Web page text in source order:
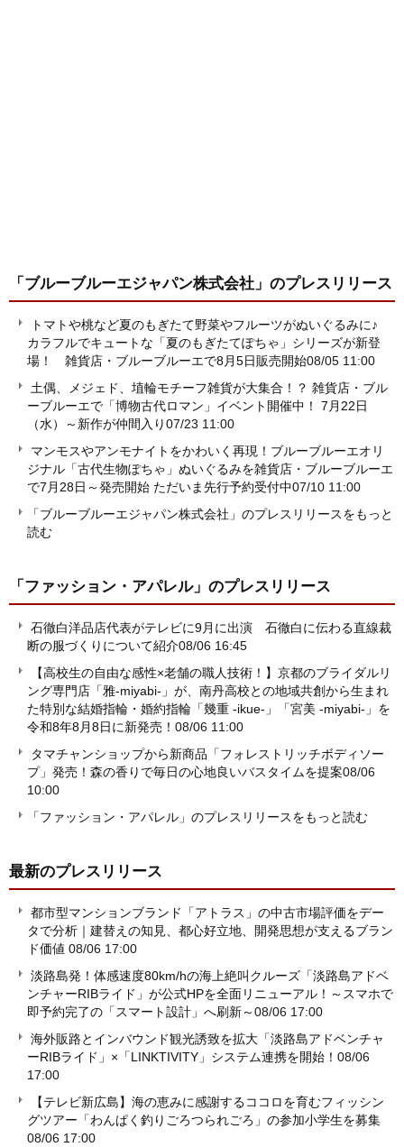
「ブルーブルーエジャパン株式会社」 のプレスリリース
トマトや桃など夏のもぎたて野菜やフルーツがぬいぐるみに♪
カラフルでキュートな「夏のもぎたてぽちゃ」シリーズが新登
場！ 雑貨店・ブルーブルーエで8月5日販売開始08/05 11:00
土偶、メジェド、埴輪モチーフ雑貨が大集合！？ 雑貨店・ブル
ーブルーエで「博物古代ロマン」イベント開催中！ 7月22日
（水）～新作が仲間入り07/23 11:00
マンモスやアンモナイトをかわいく再現！ブルーブルーエオリ
ジナル「古代生物ぽちゃ」ぬいぐるみを雑貨店・ブルーブルーエ
で7月28日～発売開始 ただいま先行予約受付中07/10 11:00
「ブルーブルーエジャパン株式会社」のプレスリリースをもっと
読む
「ファッション・アパレル」 のプレスリリース
石徹白洋品店代表がテレビに9月に出演 石徹白に伝わる直線裁
断の服づくりについて紹介08/06 16:45
【高校生の自由な感性×老舗の職人技術！】京都のブライダルリ
ング専門店「雅-miyabi-」が、南丹高校との地域共創から生まれ
た特別な結婚指輪・婚約指輪「幾重 -ikue-」「宮美 -miyabi-」を
令和8年8月8日に新発売！ 08/06 11:00
タマチャンショップから新商品「フォレストリッチボディソー
プ」発売！森の香りで毎日の心地良いバスタイムを提案08/06
10:00
「ファッション・アパレル」のプレスリリースをもっと読む
最新のプレスリリース
都市型マンションブランド「アトラス」の中古市場評価をデー
タで分析｜建替えの知見、都心好立地、開発思想が支えるブラン
ド価値 08/06 17:00
淡路島発！体感速度80km/hの海上絶叫クルーズ「淡路島アドベ
ンチャーRIBライド」が公式HPを全面リニューアル！～スマホで
即予約完了の「スマート設計」へ刷新～08/06 17:00
海外販路とインバウンド観光誘致を拡大「淡路島アドベンチャ
ーRIBライド」×「LINKTIVITY」システム連携を開始！ 08/06
17:00
【テレビ新広島】海の恵みに感謝するココロを育むフィッシン
グツアー「わんぱく釣りごろつられごろ」の参加小学生を募集
08/06 17:00